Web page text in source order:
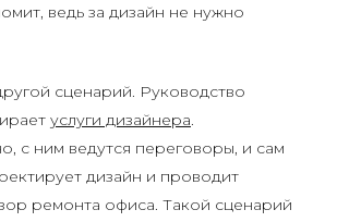
ведь за дизайн не нужно
сценарий. Руководство
услуги дизайнера.
с ним ведутся переговоры, и сам
дизайн и проводит
ремонта офиса. Такой сценарий